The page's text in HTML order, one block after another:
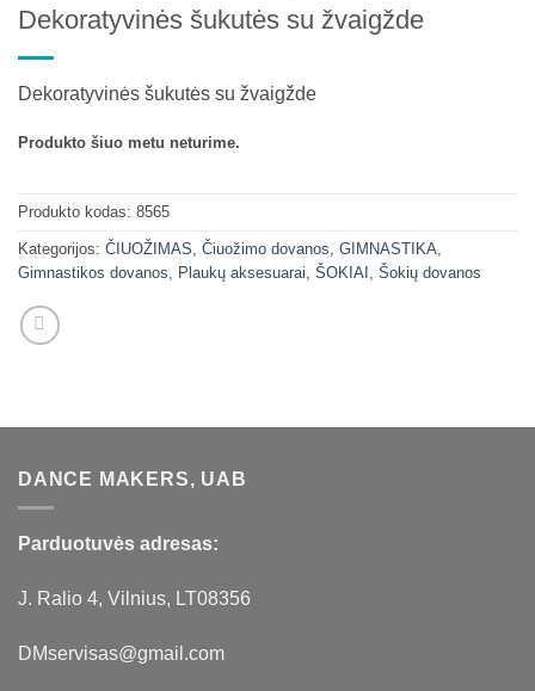
Dekoratyvinės šukutės su žvaigžde
Dekoratyvinės šukutės su žvaigžde
Produkto šiuo metu neturime.
Produkto kodas: 8565
Kategorijos: ČIUOŽIMAS Čiuožimo dovanos GIMNASTIKA
Gimnastikos dovanos
Plaukų aksesuarai ŠOKIAI Šokių dovanos
DANCE MAKERS, UAB
Parduotuvės adresas:
J. Ralio 4, Vilnius, LT08356
DMservisas@gmail.com